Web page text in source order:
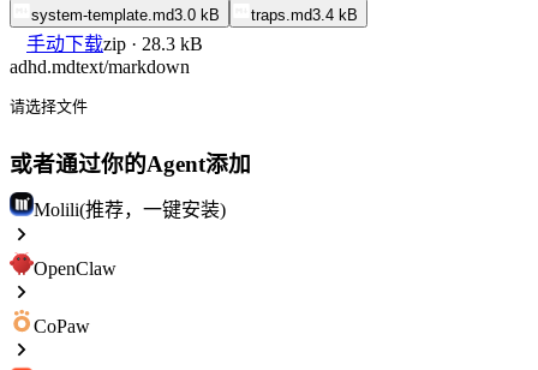
system-template.md3.0 kB traps.md3.4 kB
手动下载zip · 28.3 kB
adhd.mdtext/markdown
请选择文件
或者通过你的Agent添加
Molili(推荐，一键安装)
OpenClaw
CoPaw